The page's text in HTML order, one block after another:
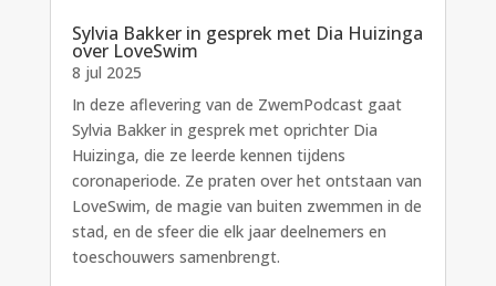
Sylvia Bakker in gesprek met Dia Huizinga
over LoveSwim
8 jul 2025
In deze aflevering van de ZwemPodcast gaat
Sylvia Bakker in gesprek met oprichter Dia
Huizinga, die ze leerde kennen tijdens
coronaperiode. Ze praten over het ontstaan van
LoveSwim, de magie van buiten zwemmen in de
stad, en de sfeer die elk jaar deelnemers en
toeschouwers samenbrengt.